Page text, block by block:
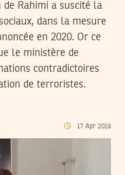
de Rahimi a suscité la
dans la mesure
en 2020. Or ce
le ministère de
contradictoires
de terroristes.
17 Apr 2019